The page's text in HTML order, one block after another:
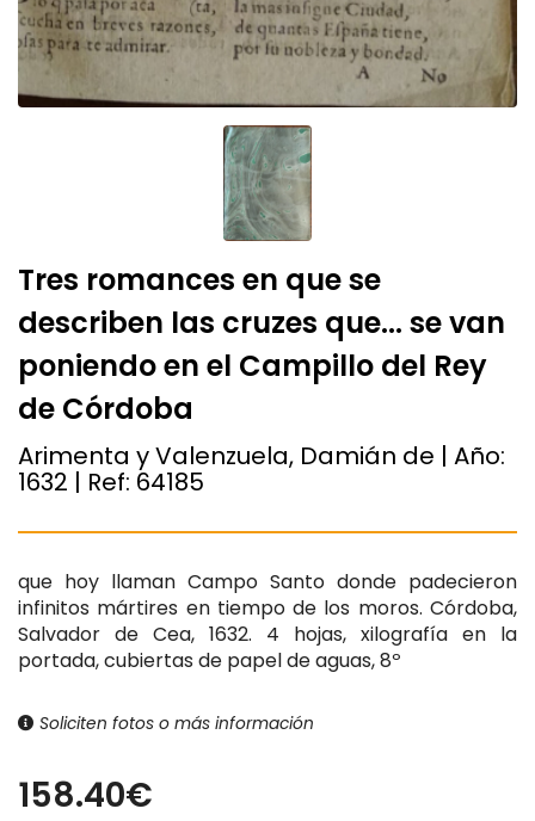
Tres romances en que se
describen las cruzes que... se van
poniendo en el Campillo del Rey
de Córdoba
Arimenta y Valenzuela, Damián de | Año:
1632 | Ref: 64185
que hoy llaman Campo Santo donde padecieron
infinitos mártires en tiempo de los moros. Córdoba,
Salvador de Cea, 1632. 4 hojas, xilografía en la
portada, cubiertas de papel de aguas, 8º
Soliciten fotos o más información
158.40€